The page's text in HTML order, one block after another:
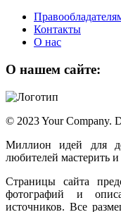
Контакты
О нас
О нашем сайте:
© 2023 Your Company.
Миллион идей для
любителей мастерить и
Страницы сайта
фотографий и
источников. Все